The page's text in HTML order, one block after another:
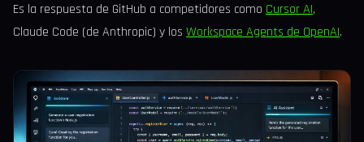
Es la respuesta de GitHub a competidores como Cursor AI,
Claude Code (de Anthropic) y los Workspace Agents de OpenAI.